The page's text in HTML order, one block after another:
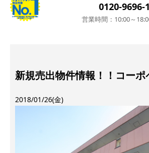
0120-9696-
営業時間：10:00～
新規売出物件情報！！コーポ
2018/01/26(金)